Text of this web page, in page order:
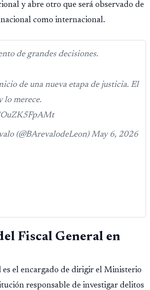
y abre otro que será observado de
como internacional.
de grandes decisiones.
de una nueva etapa de justicia. El
lo merece.
(@BArevalodeLeon) May 6, 2026
Fiscal General en
es el encargado de dirigir el Ministerio
responsable de investigar delitos